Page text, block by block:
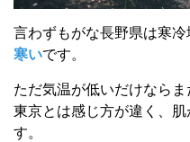
言わずもがな長野県は寒冷
寒いです。
ただ気温が低いだけなら
東京とは感じ方が違く、
す。